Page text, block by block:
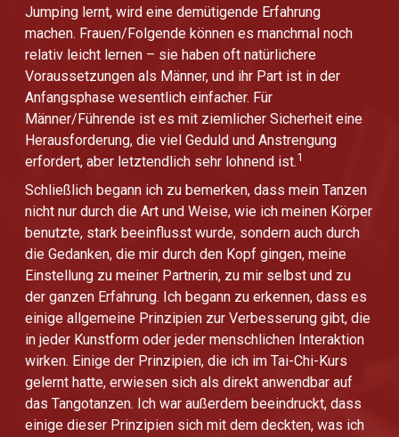
Jumping lernt, wird eine demütigende Erfahrung
machen. Frauen/Folgende können es manchmal noch
relativ leicht lernen – sie haben oft natürlichere
Voraussetzungen als Männer, und ihr Part ist in der
Anfangsphase wesentlich einfacher. Für
Männer/Führende ist es mit ziemlicher Sicherheit eine
Herausforderung, die viel Geduld und Anstrengung
erfordert, aber letztendlich sehr lohnend ist.1
Schließlich begann ich zu bemerken, dass mein Tanzen
nicht nur durch die Art und Weise, wie ich meinen Körper
benutzte, stark beeinflusst wurde, sondern auch durch
die Gedanken, die mir durch den Kopf gingen, meine
Einstellung zu meiner Partnerin, zu mir selbst und zu
der ganzen Erfahrung. Ich begann zu erkennen, dass es
einige allgemeine Prinzipien zur Verbesserung gibt, die
in jeder Kunstform oder jeder menschlichen Interaktion
wirken. Einige der Prinzipien, die ich im Tai-Chi-Kurs
gelernt hatte, erwiesen sich als direkt anwendbar auf
das Tangotanzen. Ich war außerdem beeindruckt, dass
einige dieser Prinzipien sich mit dem deckten, was ich